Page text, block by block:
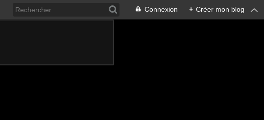
Connexion + Créer mon blog